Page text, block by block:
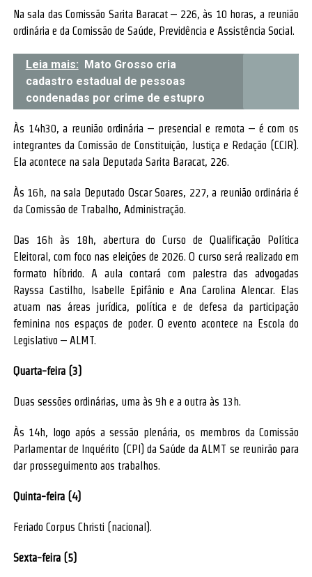
Na sala das Comissão Sarita Baracat – 226, às 10 horas, a reunião
ordinária e da Comissão de Saúde, Previdência e Assistência Social.
Leia mais: Mato Grosso cria
cadastro estadual de pessoas
condenadas por crime de estupro
Às 14h30, a reunião ordinária – presencial e remota – é com os
integrantes da Comissão de Constituição, Justiça e Redação (CCJR).
Ela acontece na sala Deputada Sarita Baracat, 226.
Às 16h, na sala Deputado Oscar Soares, 227, a reunião ordinária é
da Comissão de Trabalho, Administração.
Das 16h às 18h, abertura do Curso de Qualificação Política
Eleitoral, com foco nas eleições de 2026. O curso será realizado em
formato híbrido. A aula contará com palestra das advogadas
Rayssa Castilho, Isabelle Epifânio e Ana Carolina Alencar. Elas
atuam nas áreas jurídica, política e de defesa da participação
feminina nos espaços de poder. O evento acontece na Escola do
Legislativo – ALMT.
Quarta-feira (3)
Duas sessões ordinárias, uma às 9h e a outra às 13h.
Às 14h, logo após a sessão plenária, os membros da Comissão
Parlamentar de Inquérito (CPI) da Saúde da ALMT se reunirão para
dar prosseguimento aos trabalhos.
Quinta-feira (4)
Feriado Corpus Christi (nacional).
Sexta-feira (5)